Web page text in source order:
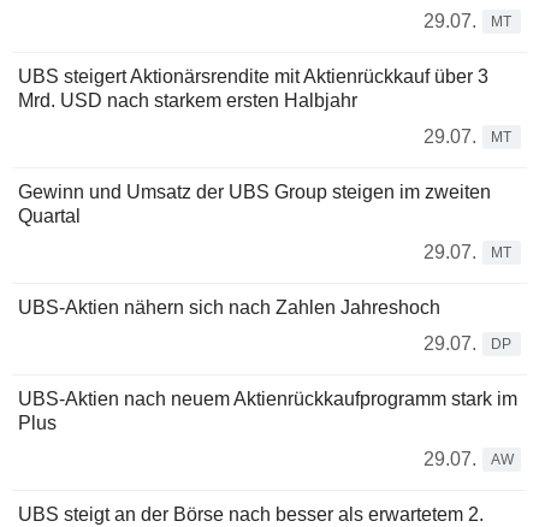
29.07.
MT
UBS steigert Aktionärsrendite mit Aktienrückkauf über 3
Mrd. USD nach starkem ersten Halbjahr
29.07.
MT
Gewinn und Umsatz der UBS Group steigen im zweiten
Quartal
29.07.
MT
UBS-Aktien nähern sich nach Zahlen Jahreshoch
29.07.
DP
UBS-Aktien nach neuem Aktienrückkaufprogramm stark im
Plus
29.07.
AW
UBS steigt an der Börse nach besser als erwartetem 2.